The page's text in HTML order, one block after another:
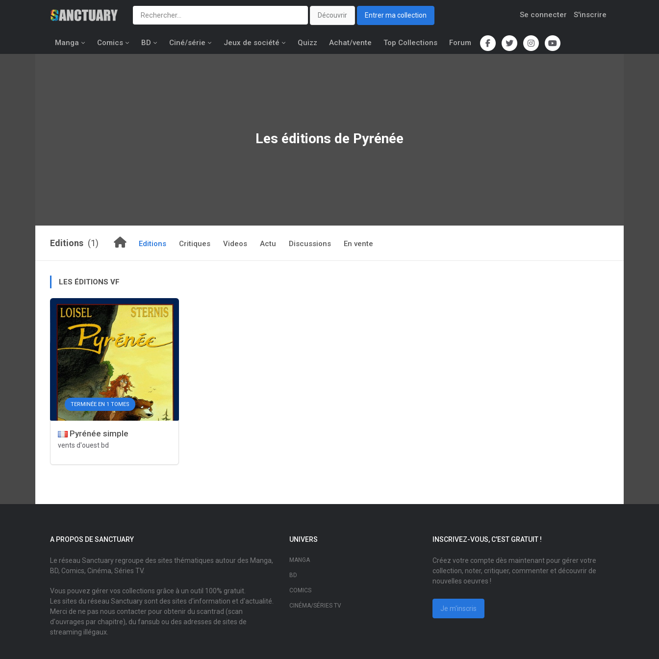
Découvrir Entrer ma collection Se connecter S'inscrire
Manga Comics BD Ciné/série Jeux de société Quizz Achat/vente Top Collections Forum
Les éditions de Pyrénée
Editions (1) Editions Critiques Videos Actu Discussions En vente
LES ÉDITIONS VF
TERMINÉE EN 1 TOMES
Pyrénée simple
vents d'ouest bd
A PROPOS DE SANCTUARY
Le réseau Sanctuary regroupe des sites thématiques autour des Manga,
BD, Comics, Cinéma, Séries TV.
Vous pouvez gérer vos collections grâce à un outil 100% gratuit.
Les sites du réseau Sanctuary sont des sites d'information et d'actualité.
Merci de ne pas nous contacter pour obtenir du scantrad (scan
d'ouvrages par chapitre), du fansub ou des adresses de sites de
streaming illégaux.
UNIVERS
MANGA
BD
COMICS
CINÉMA/SÉRIES TV
INSCRIVEZ-VOUS, C'EST GRATUIT !
Créez votre compte dès maintenant pour gérer votre
collection, noter, critiquer, commenter et découvrir de
nouvelles oeuvres !
Je m'inscris